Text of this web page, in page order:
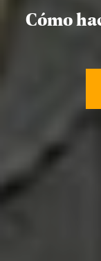
Cómo